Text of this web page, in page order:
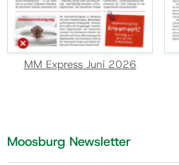
MM Express Juni 2026
Moosburg Newsletter